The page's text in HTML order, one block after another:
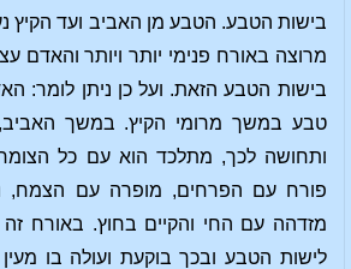
בישות הטבע. הטבע מן האביב ועד הקיץ
מרוצה באורח פנימי יותר ויותר והאדם
בישות הטבע הזאת. ועל כן ניתן לומר:
טבע במשך מרומי הקיץ. במשך
ותחושה לכך, מתלכד הוא עם כל
פורח עם הפרחים, מופרה עם הצמח,
מזדהה עם החי והקיים בחוץ. באורח
לישות הטבע ובכך בוקעת ועולה בו